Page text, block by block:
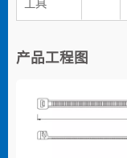
工具
产品工程图